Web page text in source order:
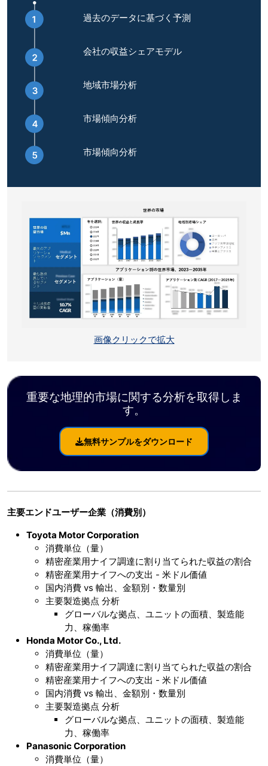
過去のデータに基づく予測
会社の収益シェアモデル
地域市場分析
市場傾向分析
市場傾向分析
画像クリックで拡大
重要な地理的市場に関する分析を取得しま
す。
無料サンプルをダウンロード
主要エンドユーザー企業（消費別）
Toyota Motor Corporation
消費単位（量）
精密産業用ナイフ調達に割り当てられた収益の割合
精密産業用ナイフへの支出 - 米ドル価値
国内消費 vs 輸出、金額別・数量別
主要製造拠点 分析
グローバルな拠点、ユニットの面積、製造能
力、稼働率
Honda Motor Co., Ltd.
消費単位（量）
精密産業用ナイフ調達に割り当てられた収益の割合
精密産業用ナイフへの支出 - 米ドル価値
国内消費 vs 輸出、金額別・数量別
主要製造拠点 分析
グローバルな拠点、ユニットの面積、製造能
力、稼働率
Panasonic Corporation
消費単位（量）